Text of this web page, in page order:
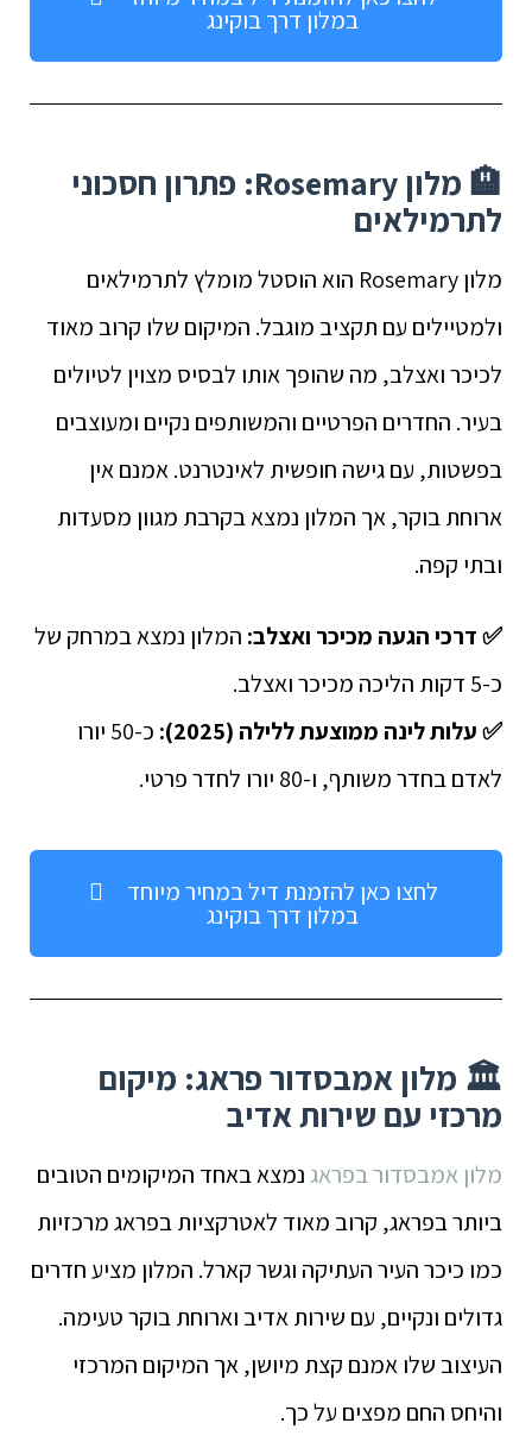
במלון דרך בוקינג
🏨 מלון Rosemary: פתרון חסכוני
לתרמילאים
מלון Rosemary הוא הוסטל מומלץ לתרמילאים
ולמטיילים עם תקציב מוגבל. המיקום שלו קרוב מאוד
לכיכר ואצלב, מה שהופך אותו לבסיס מצוין לטיולים
בעיר. החדרים הפרטיים והמשותפים נקיים ומעוצבים
בפשטות, עם גישה חופשית לאינטרנט. אמנם אין
ארוחת בוקר, אך המלון נמצא בקרבת מגוון מסעדות
ובתי קפה.
✅ דרכי הגעה מכיכר ואצלב: המלון נמצא במרחק של
כ-5 דקות הליכה מכיכר ואצלב.
✅עלות לינה ממוצעת ללילה (2025):
כ-50 יורו
לאדם בחדר משותף, ו-80 יורו לחדר פרטי.
לחצו כאן להזמנת דיל במחיר מיוחד
במלון דרך בוקינג
🏛️ מלון אמבסדור פראג: מיקום
מרכזי עם שירות אדיב
מלון אמבסדור בפראגנמצא באחד המיקומים הטובים
ביותר בפראג, קרוב מאוד לאטרקציות בפראג מרכזיות
כמו כיכר העיר העתיקה וגשר קארל. המלון מציע חדרים
גדולים ונקיים, עם שירות אדיב וארוחת בוקר טעימה.
העיצוב שלו אמנם קצת מיושן, אך המיקום המרכזי
והיחס החם מפצים על כך.